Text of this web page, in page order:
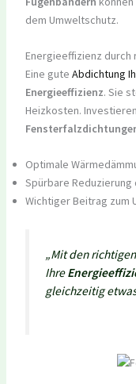
dem Umweltschutz.
Energieeffizienz durch
Eine gute Abdichtung
Energieeffizienz. Sie
Heizkosten.
Optimale
Spürbare
Wichtiger Beitrag zum
„Mit den
Ihre
gleichzeitig